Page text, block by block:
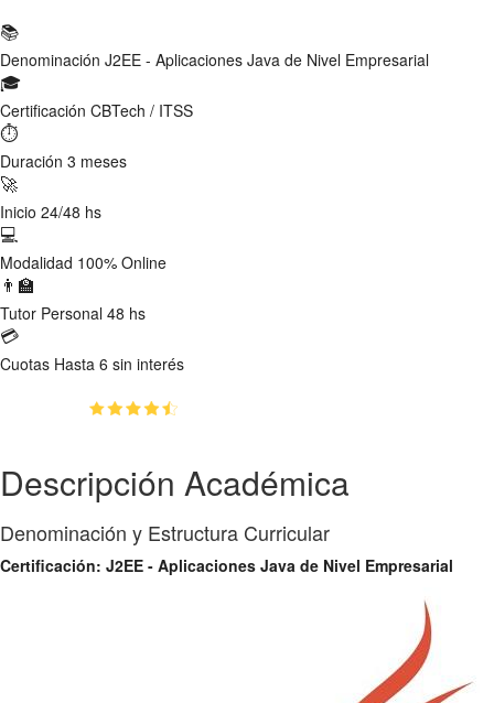
📚
Denominación J2EE - Aplicaciones Java de Nivel Empresarial
🎓
Certificación CBTech / ITSS
⏱
Duración 3 meses
🚀
Inicio 24/48 hs
💻
Modalidad 100% Online
👨‍🏫
Tutor Personal 48 hs
💳
Cuotas Hasta 6 sin interés
Descripción Académica
Denominación y Estructura Curricular
Certificación: J2EE - Aplicaciones Java de Nivel Empresarial